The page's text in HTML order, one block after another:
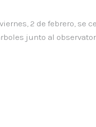
2 de febrero, se
junto al